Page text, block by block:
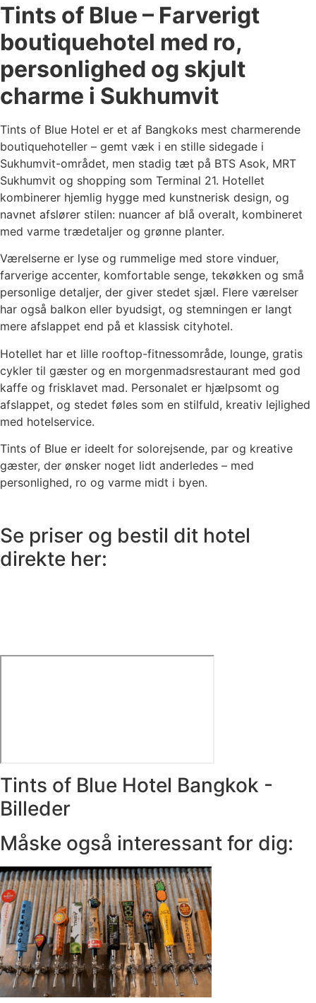
Tints of Blue – Farverigt
boutiquehotel med ro,
personlighed og skjult
charme i Sukhumvit
Tints of Blue Hotel er et af Bangkoks mest charmerende
boutiquehoteller – gemt væk i en stille sidegade i
Sukhumvit-området, men stadig tæt på BTS Asok, MRT
Sukhumvit og shopping som Terminal 21. Hotellet
kombinerer hjemlig hygge med kunstnerisk design, og
navnet afslører stilen: nuancer af blå overalt, kombineret
med varme trædetaljer og grønne planter.
Værelserne er lyse og rummelige med store vinduer,
farverige accenter, komfortable senge, tekøkken og små
personlige detaljer, der giver stedet sjæl. Flere værelser
har også balkon eller byudsigt, og stemningen er langt
mere afslappet end på et klassisk cityhotel.
Hotellet har et lille rooftop-fitnessområde, lounge, gratis
cykler til gæster og en morgenmadsrestaurant med god
kaffe og frisklavet mad. Personalet er hjælpsomt og
afslappet, og stedet føles som en stilfuld, kreativ lejlighed
med hotelservice.
Tints of Blue er ideelt for solorejsende, par og kreative
gæster, der ønsker noget lidt anderledes – med
personlighed, ro og varme midt i byen.
Se priser og bestil dit hotel
direkte her:
Tints of Blue Hotel Bangkok -
Billeder
Måske også interessant for dig: